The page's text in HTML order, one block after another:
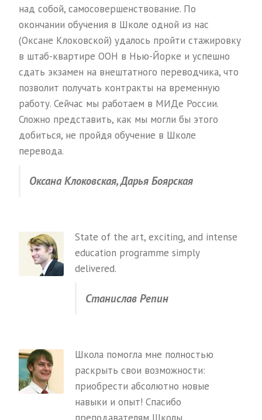
над собой, самосовершенствование. По
окончании обучения в Школе одной из нас
(Оксане Клоковской) удалось пройти стажировку
в штаб-квартире ООН в Нью-Йорке и успешно
сдать экзамен на внештатного переводчика, что
позволит получать контракты на временную
работу. Сейчас мы работаем в МИДе России.
Сложно представить, как мы могли бы этого
добиться, не пройдя обучение в Школе
перевода.
Оксана Клоковская, Дарья Боярская
State of the art, exciting, and intense
education programme simply
delivered.
Станислав Репин
Школа помогла мне полностью
раскрыть свои возможности:
приобрести абсолютно новые
навыки и опыт! Спасибо